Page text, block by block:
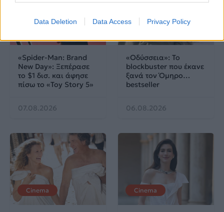
Data Deletion Data Access Privacy Policy
«Spider-Man: Brand
New Day»: Ξεπέρασε
το $1 δισ. και άφησε
πίσω το «Toy Story 5»
07.08.2026
«Οδύσσεια»: Το
blockbuster που έκανε
ξανά τον Όμηρο…
bestseller
06.08.2026
Cinema Cinema